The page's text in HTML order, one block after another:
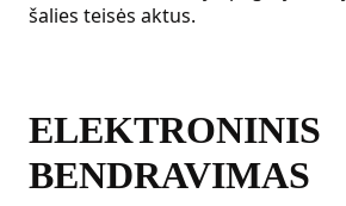
šalies teisės aktus.
ELEKTRONINIS
BENDRAVIMAS